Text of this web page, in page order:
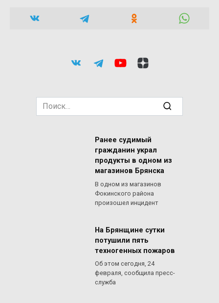
Search
for:
Ранее судимый
гражданин украл
продукты в одном из
магазинов Брянска
В одном из магазинов
Фокинского района
произошел инцидент
На Брянщине сутки
потушили пять
техногенных пожаров
Об этом сегодня, 24
февраля, сообщила пресс-
служба